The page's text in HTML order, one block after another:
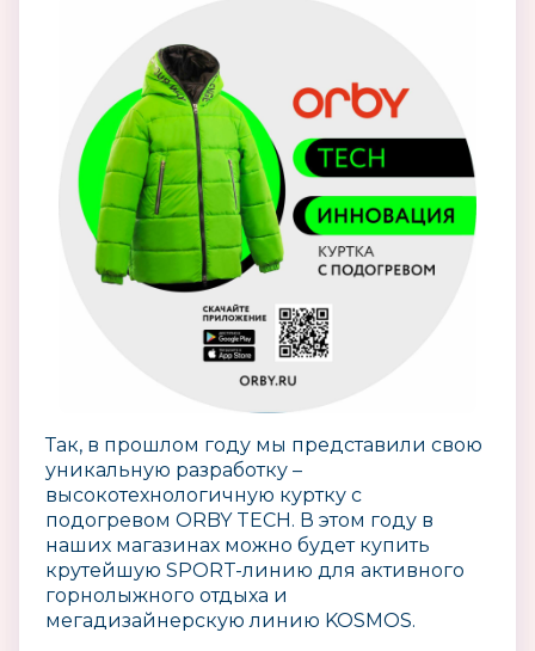
Так, в прошлом году мы представили свою
уникальную разработку –
высокотехнологичную куртку с
подогревом ORBY TECH. В этом году в
наших магазинах можно будет купить
крутейшую SPORT-линию для активного
горнолыжного отдыха и
мегадизайнерскую линию KOSMOS.